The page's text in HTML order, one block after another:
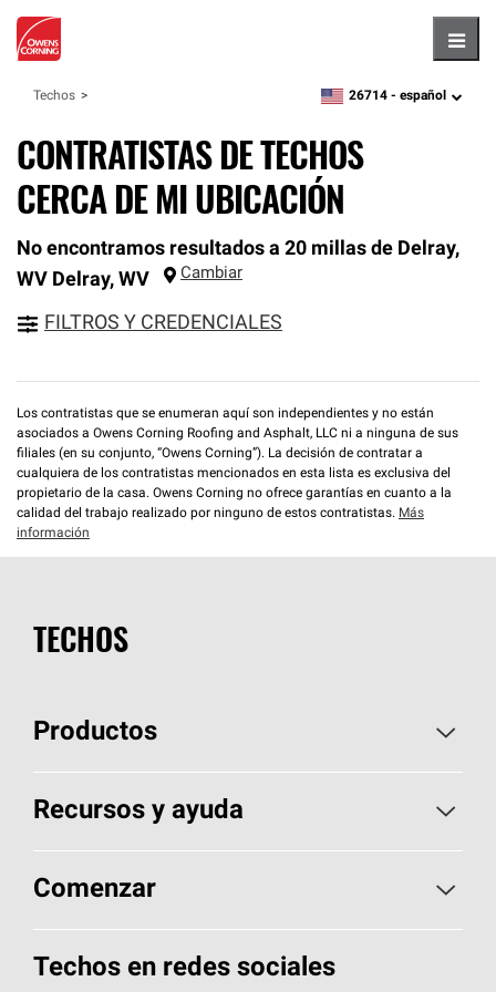
Techos zipcode,language
26714 - español
CONTRATISTAS DE TECHOS
CERCA DE MI UBICACIÓN
No encontramos resultados a 20 millas de Delray,
WV Delray, WV Cambiar
FILTROS Y CREDENCIALES
Los contratistas que se enumeran aquí son independientes y no están
asociados a Owens Corning Roofing and Asphalt, LLC ni a ninguna de sus
filiales (en su conjunto, “Owens Corning”). La decisión de contratar a
cualquiera de los contratistas mencionados en esta lista es exclusiva del
propietario de la casa. Owens Corning no ofrece garantías en cuanto a la
calidad del trabajo realizado por ninguno de estos contratistas. Más
información
TECHOS
Productos
Elija sus tejas
Encuentre un contratista
Componentes para techos
Recursos y ayuda
Aspectos básicos sobre techos
Herramientas de diseño y color
Comenzar
Llame al 1-800-GET-PINK®
Techos en redes sociales